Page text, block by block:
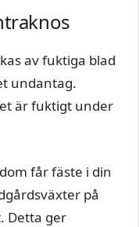
av fuktiga blad
undantag.
är fuktigt under
får fäste i din
på
Detta ger